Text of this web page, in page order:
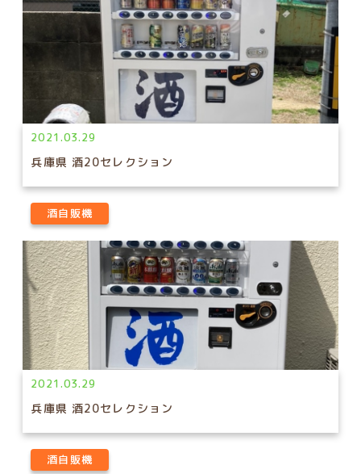
2021.03.29
兵庫県 酒20セレクション
酒自販機
2021.03.29
兵庫県 酒20セレクション
酒自販機